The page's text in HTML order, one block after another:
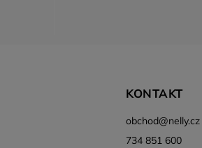
KONTAKT
obchod@nelly.cz
734 851 600